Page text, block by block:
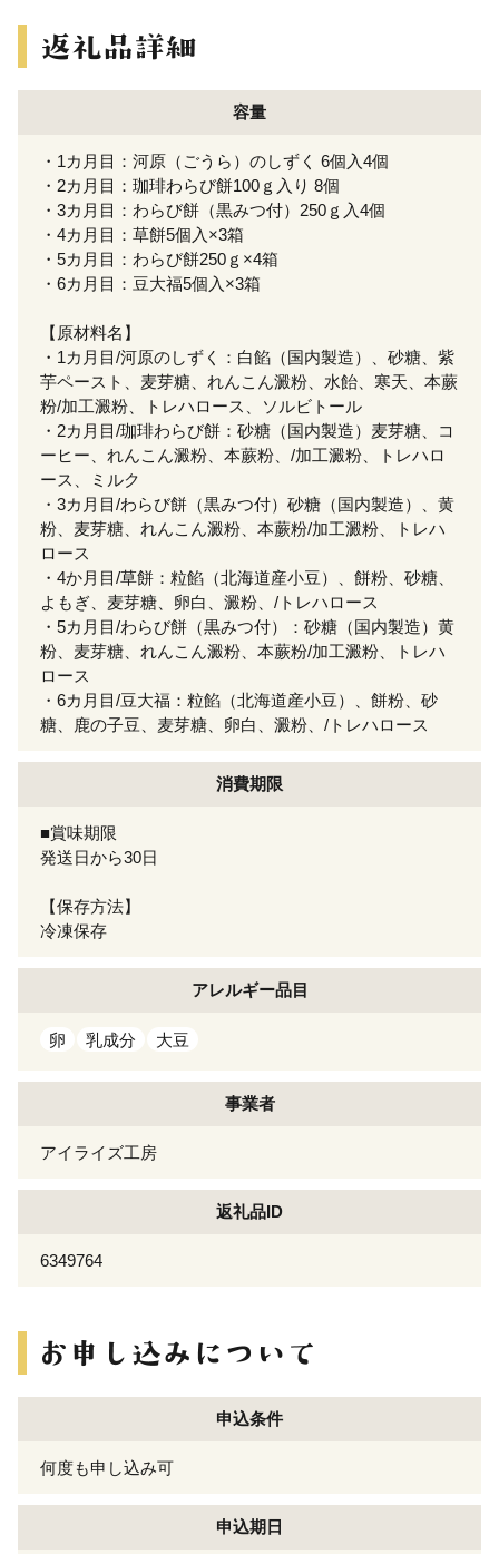
容量
・1カ月目：河原（ごうら）のしずく 6個入4個
・2カ月目：珈琲わらび餅100ｇ入り 8個
・3カ月目：わらび餅（黒みつ付）250ｇ入4個
・4カ月目：草餅5個入×3箱
・5カ月目：わらび餅250ｇ×4箱
・6カ月目：豆大福5個入×3箱
【原材料名】
・1カ月目/河原のしずく：白餡（国内製造）、砂糖、紫
芋ペースト、麦芽糖、れんこん澱粉、水飴、寒天、本蕨
粉/加工澱粉、トレハロース、ソルビトール
・2カ月目/珈琲わらび餅：砂糖（国内製造）麦芽糖、コ
ーヒー、れんこん澱粉、本蕨粉、/加工澱粉、トレハロ
ース、ミルク
・3カ月目/わらび餅（黒みつ付）砂糖（国内製造）、黄
粉、麦芽糖、れんこん澱粉、本蕨粉/加工澱粉、トレハ
ロース
・4か月目/草餅：粒餡（北海道産小豆）、餅粉、砂糖、
よもぎ、麦芽糖、卵白、澱粉、/トレハロース
・5カ月目/わらび餅（黒みつ付）：砂糖（国内製造）黄
粉、麦芽糖、れんこん澱粉、本蕨粉/加工澱粉、トレハ
ロース
・6カ月目/豆大福：粒餡（北海道産小豆）、餅粉、砂
糖、鹿の子豆、麦芽糖、卵白、澱粉、/トレハロース
消費期限
■賞味期限
発送日から30日
【保存方法】
冷凍保存
アレルギー品目
卵 乳成分 大豆
事業者
アイライズ工房
返礼品ID
6349764
申込条件
何度も申し込み可
申込期日